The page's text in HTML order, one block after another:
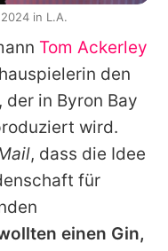
Tom Ackerley
den
in Byron Bay
wird.
, dass die Idee
für
einen Gin,
in L.A.